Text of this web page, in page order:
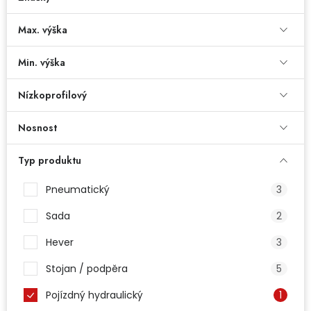
Dětská hřiště
Vánoce
Ochranné pomůcky
Výprodej
Značky
Max. výška
Min. výška
Nízkoprofilový
Nosnost
Typ produktu
Pneumatický
3
Sada
2
Hever
3
Stojan / podpěra
5
Pojízdný hydraulický
1